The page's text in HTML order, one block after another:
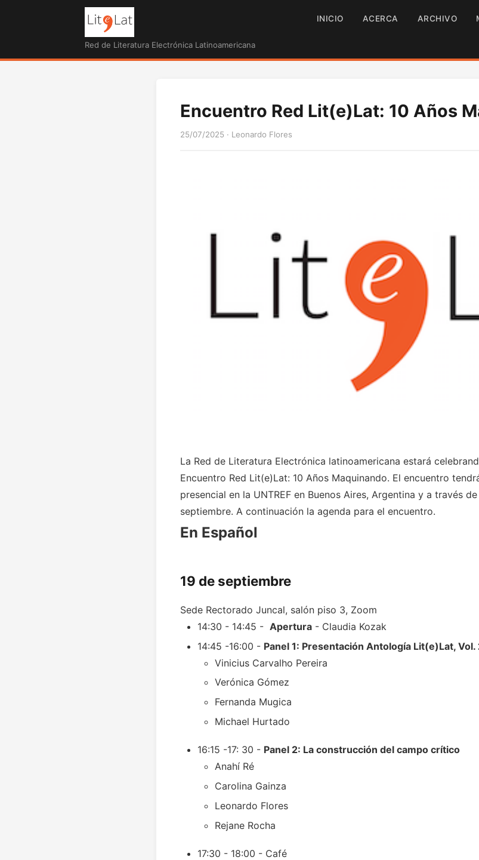
Red de Literatura Electrónica Latinoamericana
INICIO ACERCA ARCHIVO
Encuentro Red Lit(e)Lat: 10 Años
25/07/2025 · Leonardo Flores
La Red de Literatura Electrónica latinoamericana estará
Encuentro Red Lit(e)Lat: 10 Años Maquinando. El encuentro
presencial en la UNTREF en Buenos Aires, Argentina y a través
septiembre. A continuación la agenda para el encuentro.
En Español
19 de septiembre
Sede Rectorado Juncal, salón piso 3, Zoom
14:30 - 14:45 - Apertura- Claudia Kozak
14:45 -16:00 - Panel 1: Presentación Antología Lit(e)Lat, Vol.
Vinicius Carvalho Pereira
Verónica Gómez
Fernanda Mugica
Michael Hurtado
16:15 -17: 30 - Panel 2: La construcción del campo crítico
Anahí Ré
Carolina Gainza
Leonardo Flores
Rejane Rocha
17:30 - 18:00 - Café